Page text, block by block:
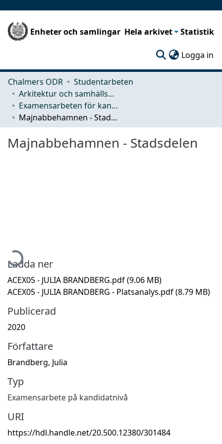
Enheter och samlingar Hela arkivet Statistik
Logga in
Chalmers ODR
Studentarbeten
Arkitektur och samhällsbyggnadsteknik (ACE)
Examensarbeten för kandidatexamen
Majnabbehamnen - Stadsdelen
Majnabbehamnen - Stadsdelen
Ladda ner
ACEX05 - JULIA BRANDBERG.pdf(9.06 MB)
ACEX05 - JULIA BRANDBERG - Platsanalys.pdf(8.79 MB)
Publicerad
2020
Författare
Brandberg, Julia
Typ
Examensarbete på kandidatnivå
URI
https://hdl.handle.net/20.500.12380/301484